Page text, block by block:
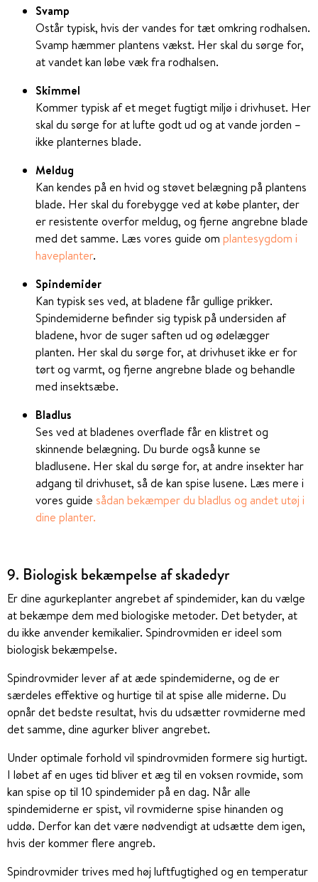
Svamp
Ostår typisk, hvis der vandes for tæt omkring rodhalsen.
Svamp hæmmer plantens vækst. Her skal du sørge for,
at vandet kan løbe væk fra rodhalsen.
Skimmel
Kommer typisk af et meget fugtigt miljø i drivhuset. Her
skal du sørge for at lufte godt ud og at vande jorden –
ikke planternes blade.
Meldug
Kan kendes på en hvid og støvet belægning på plantens
blade. Her skal du forebygge ved at købe planter, der
er resistente overfor meldug, og fjerne angrebne blade
med det samme. Læs vores guide om plantesygdom i
haveplanter.
Spindemider
Kan typisk ses ved, at bladene får gullige prikker.
Spindemiderne befinder sig typisk på undersiden af
bladene, hvor de suger saften ud og ødelægger
planten. Her skal du sørge for, at drivhuset ikke er for
tørt og varmt, og fjerne angrebne blade og behandle
med insektsæbe.
Bladlus
Ses ved at bladenes overflade får en klistret og
skinnende belægning. Du burde også kunne se
bladlusene. Her skal du sørge for, at andre insekter har
adgang til drivhuset, så de kan spise lusene. Læs mere i
vores guide sådan bekæmper du bladlus og andet utøj i
dine planter.
9. Biologisk bekæmpelse af skadedyr
Er dine agurkeplanter angrebet af spindemider, kan du vælge
at bekæmpe dem med biologiske metoder. Det betyder, at
du ikke anvender kemikalier. Spindrovmiden er ideel som
biologisk bekæmpelse.
Spindrovmider lever af at æde spindemiderne, og de er
særdeles effektive og hurtige til at spise alle miderne. Du
opnår det bedste resultat, hvis du udsætter rovmiderne med
det samme, dine agurker bliver angrebet.
Under optimale forhold vil spindrovmiden formere sig hurtigt.
I løbet af en uges tid bliver et æg til en voksen rovmide, som
kan spise op til 10 spindemider på en dag. Når alle
spindemiderne er spist, vil rovmiderne spise hinanden og
uddø. Derfor kan det være nødvendigt at udsætte dem igen,
hvis der kommer flere angreb.
Spindrovmider trives med høj luftfugtighed og en temperatur